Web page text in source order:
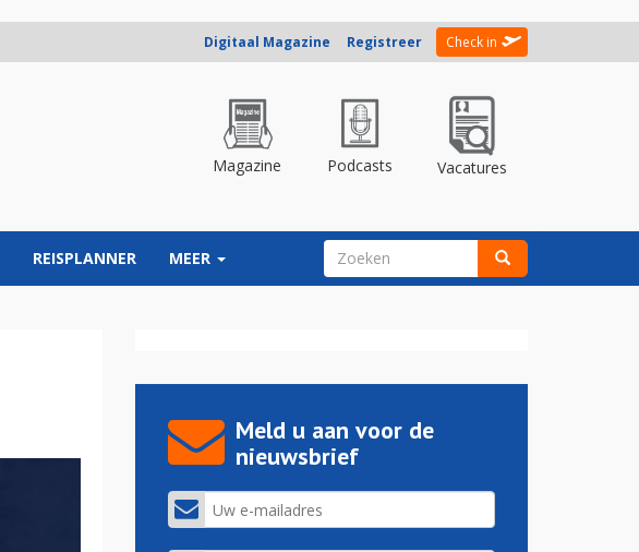
Digitaal Magazine Registreer Check in
Magazine Podcasts Vacatures
REISPLANNER MEER ZOEKVELD
Meld u aan voor de
nieuwsbrief